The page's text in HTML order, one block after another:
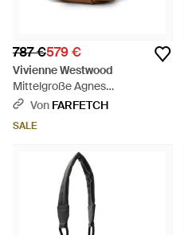
787 €579 €
Vivienne Westwood
Mittelgroße Agnes
Schultertasche - Braun
Von FARFETCH
SALE